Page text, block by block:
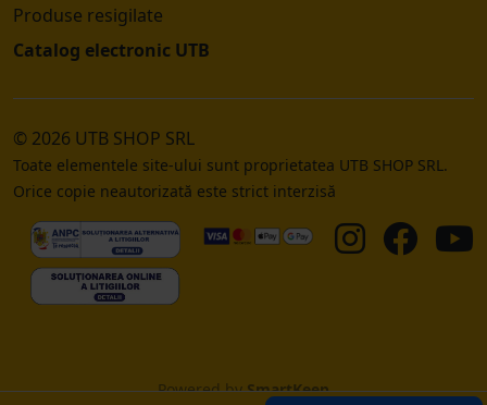
Produse resigilate
Catalog electronic UTB
© 2026 UTB SHOP SRL
Toate elementele site-ului sunt proprietatea UTB SHOP SRL.
Orice copie neautorizată este strict interzisă
Powered bySmartKeep